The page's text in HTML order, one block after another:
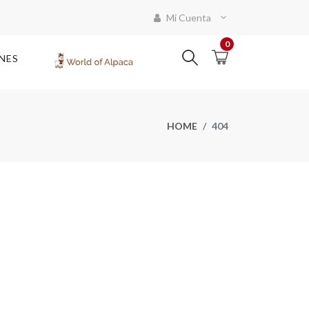
Mi Cuenta
0
HOME 404